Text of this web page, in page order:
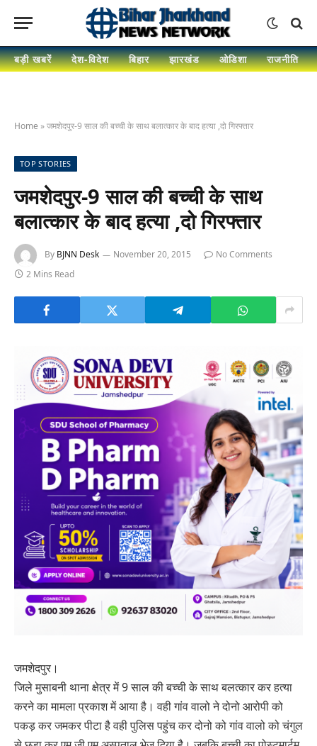
बड़ी खबरें देश-विदेश बिहार झारखंड ओडिशा राजनीति
Home »जमशेदपुर-9 साल की बच्ची के साथ बलात्कार के बाद हत्या ,दो गिरफ्तार
TOP STORIES
जमशेदपुर-9 साल की बच्ची के साथ
बलात्कार के बाद हत्या ,दो गिरफ्तार
By BJNN Desk November 20, 2015
No Comments
2 Mins Read
जमशेदपुर।
जिले मुसाबनी थाना क्षेत्र में 9 साल की बच्ची के साथ बलत्कार कर हत्या
करने का मामला प्रकाश में आया है। वही गांव वालो ने दोनो आरोपी को
पकड़ कर जमकर पीटा है वही पुलिस पहुंच कर दोनो को गांव वालो को चंगुल